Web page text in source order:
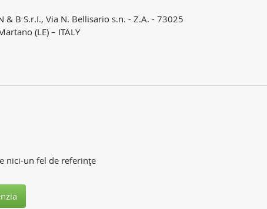
& B S.r.I., Via N. Bellisario s.n. - Z.A. - 73025
(LE) – ITALY
nici-un fel de referinţe